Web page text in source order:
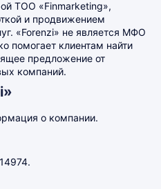
ТОО «Finmarketing»,
и продвижением
«Forenzi» не является МФО
помогает клиентам найти
предложение от
компаний.
о компании.